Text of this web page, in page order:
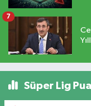
7
Süper Lig